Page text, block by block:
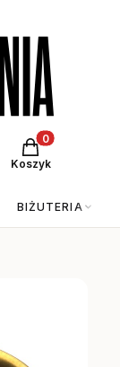
Produkty w
Koszyk
BIŻUTERIA